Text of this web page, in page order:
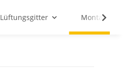
Lüftungsgitter